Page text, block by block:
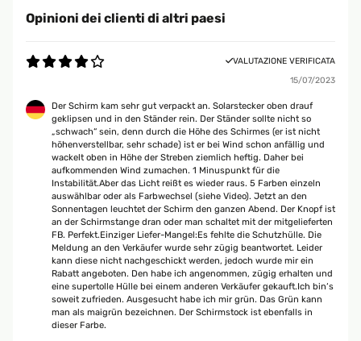
Opinioni dei clienti di altri paesi
VALUTAZIONE VERIFICATA
15/07/2023
Der Schirm kam sehr gut verpackt an. Solarstecker oben drauf
geklipsen und in den Ständer rein. Der Ständer sollte nicht so
„schwach“ sein, denn durch die Höhe des Schirmes (er ist nicht
höhenverstellbar, sehr schade) ist er bei Wind schon anfällig und
wackelt oben in Höhe der Streben ziemlich heftig. Daher bei
aufkommenden Wind zumachen. 1 Minuspunkt für die
Instabilität.Aber das Licht reißt es wieder raus. 5 Farben einzeln
auswählbar oder als Farbwechsel (siehe Video). Jetzt an den
Sonnentagen leuchtet der Schirm den ganzen Abend. Der Knopf ist
an der Schirmstange dran oder man schaltet mit der mitgelieferten
FB. Perfekt.Einziger Liefer-Mangel:Es fehlte die Schutzhülle. Die
Meldung an den Verkäufer wurde sehr zügig beantwortet. Leider
kann diese nicht nachgeschickt werden, jedoch wurde mir ein
Rabatt angeboten. Den habe ich angenommen, zügig erhalten und
eine supertolle Hülle bei einem anderen Verkäufer gekauft.Ich bin‘s
soweit zufrieden. Ausgesucht habe ich mir grün. Das Grün kann
man als maigrün bezeichnen. Der Schirmstock ist ebenfalls in
dieser Farbe.